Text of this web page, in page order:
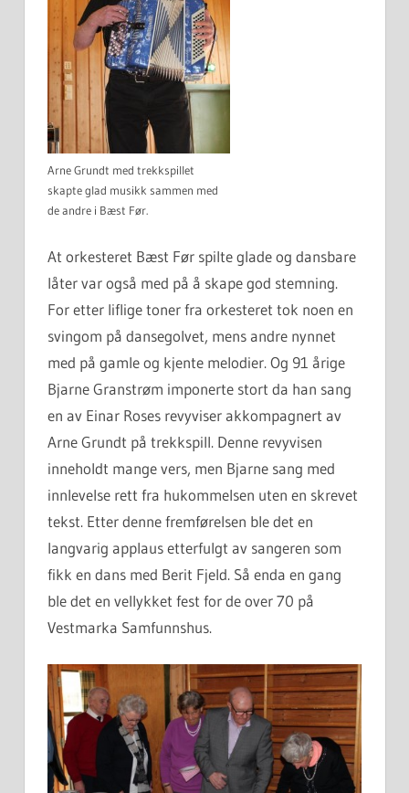
Arne Grundt med trekkspillet
skapte glad musikk sammen med
de andre i Bæst Før.
At orkesteret Bæst Før spilte glade og dansbare
låter var også med på å skape god stemning.
For etter liflige toner fra orkesteret tok noen en
svingom på dansegolvet, mens andre nynnet
med på gamle og kjente melodier. Og 91 årige
Bjarne Granstrøm imponerte stort da han sang
en av Einar Roses revyviser akkompagnert av
Arne Grundt på trekkspill. Denne revyvisen
inneholdt mange vers, men Bjarne sang med
innlevelse rett fra hukommelsen uten en skrevet
tekst. Etter denne fremførelsen ble det en
langvarig applaus etterfulgt av sangeren som
fikk en dans med Berit Fjeld. Så enda en gang
ble det en vellykket fest for de over 70 på
Vestmarka Samfunnshus.